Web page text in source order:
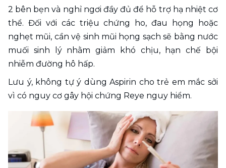
2 bên bẹn và nghỉ ngơi đầy đủ để hỗ trợ hạ nhiệt cơ
thể. Đối với các triệu chứng ho, đau họng hoặc
nghẹt mũi, cần vệ sinh mũi họng sạch sẽ bằng nước
muối sinh lý nhằm giảm khó chịu, hạn chế bội
nhiễm đường hô hấp.
Lưu ý, không tự ý dùng Aspirin cho trẻ em mắc sởi
vì có nguy cơ gây hội chứng Reye nguy hiểm.